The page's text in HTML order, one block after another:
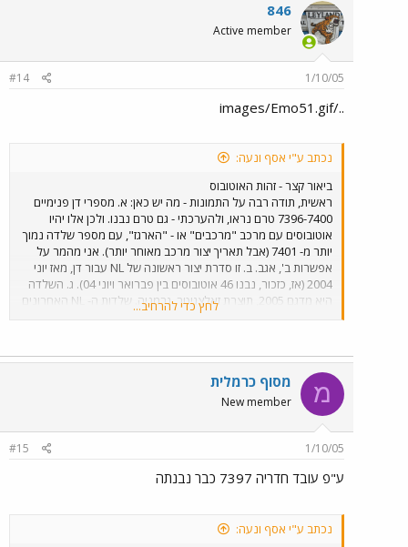
846
Active member
1/10/05
#14
../images/Emo51.gif
נכתב ע"י אסף ונעה:
ביאור קצר - זהות האוטובוס
ראשית, תודה רבה על התמונות - מה יש כאן: א. מספרי דן פנימיים
7396-7400 טרם נראו, ולהערכתי - גם טרם נבנו. ולכן אלו יהיו
אוטובוסים עם מרכב "מרכבים" או - "הארגז", עם מספר שלדה נמוך
יותר מ- 7401 (אבל תאריך יצור מרכב מאוחר יותר). אני מהמר על
אפשרות ב', אגב. ב. זו סדרת יצור ראשונה של NL עבור דן, מאז יוני
2004 (אז, כזכור, נבנו 46 אוטובוסים בין פברואר ויוני 04). ג. השלדה
היא מדגם 2005, תוצרת זאלצגיטר, גרמניה. שלדות ה- NL האחרונים
להערכתי , בין 400 ל- 500 יחידות מדגם זה. מה שהופך את השוק
הישראלי לאחד החשובים ביותר לשלדה זו.
לחץ כדי להרחיב...
מ מסוף כרמלית
New member
1/10/05
#15
ע"פ עובד חדריה 7397 כבר נבנתה
נכתב ע"י אסף ונעה: